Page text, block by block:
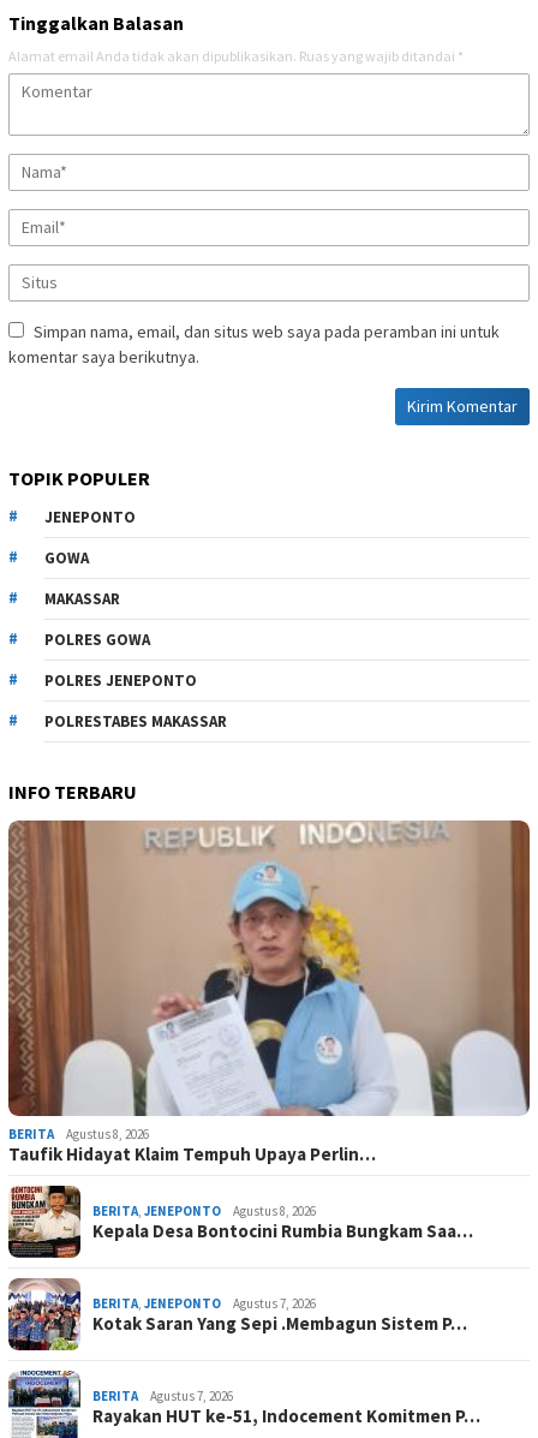
Tinggalkan Balasan
Alamat email Anda tidak akan dipublikasikan. Ruas yang wajib ditandai *
Simpan nama, email, dan situs web saya pada peramban ini untuk
komentar saya berikutnya.
TOPIK POPULER
JENEPONTO
GOWA
MAKASSAR
POLRES GOWA
POLRES JENEPONTO
POLRESTABES MAKASSAR
INFO TERBARU
BERITA Agustus 8, 2026
Taufik Hidayat Klaim Tempuh Upaya Perlin…
BERITA, JENEPONTO Agustus 8, 2026
Kepala Desa Bontocini Rumbia Bungkam Saa…
BERITA, JENEPONTO Agustus 7, 2026
Kotak Saran Yang Sepi .Membagun Sistem P…
BERITA Agustus 7, 2026
Rayakan HUT ke-51, Indocement Komitmen P…